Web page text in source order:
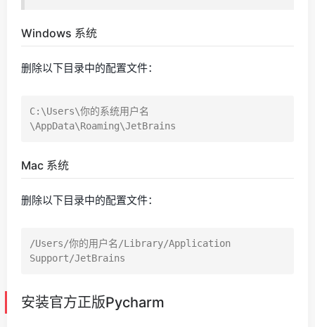
Windows 系统
删除以下目录中的配置文件：
C:\Users\你的系统用户名
Mac 系统
删除以下目录中的配置文件：
/Users/你的用户名/Library/Application
安装官方正版Pycharm